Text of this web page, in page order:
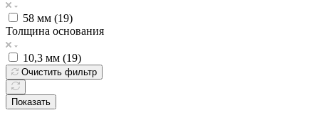
58 мм (19)
Толщина основания
10,3 мм (19)
Очистить фильтр
Показать